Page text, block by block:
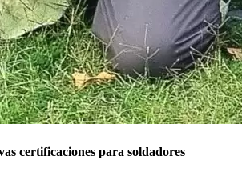
certificaciones para soldadores